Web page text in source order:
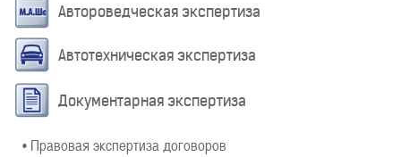
Автороведческая экспертиза
Автотехническая экспертиза
Документарная экспертиза
• Правовая экспертиза договоров